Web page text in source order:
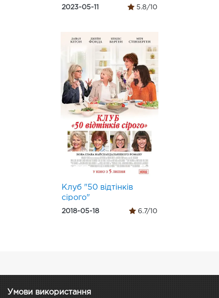
2023-05-11 5.8/10
Клуб "50 відтінків
сірого"
2018-05-18 6.7/10
Умови використання